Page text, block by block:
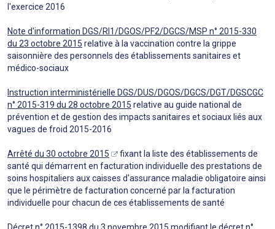
l'exercice 2016
Note d'information DGS/RI1/DGOS/PF2/DGCS/MSP n° 2015-330
du 23 octobre 2015 relative à la vaccination contre la grippe
saisonnière des personnels des établissements sanitaires et
médico-sociaux
Instruction interministérielle DGS/DUS/DGOS/DGCS/DGT/DGSCGC
n° 2015-319 du 28 octobre 2015 relative au guide national de
prévention et de gestion des impacts sanitaires et sociaux liés aux
vagues de froid 2015-2016
Arrêté du 30 octobre 2015
fixant la liste des établissements de
santé qui démarrent en facturation individuelle des prestations de
soins hospitaliers aux caisses d'assurance maladie obligatoire ainsi
que le périmètre de facturation concerné par la facturation
individuelle pour chacun de ces établissements de santé
Décret n° 2015-1398 du 3 novembre 2015 modifiant le décret n°